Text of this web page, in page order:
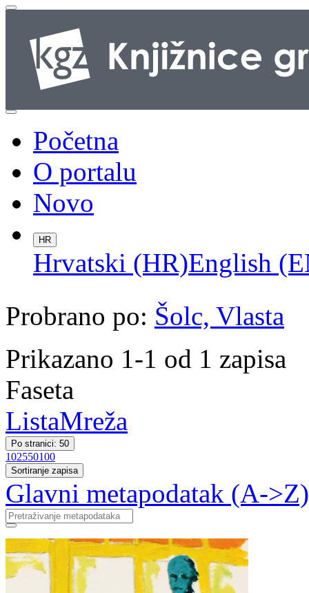
Početna
O portalu
Novo
HR
Hrvatski (HR)English
Probrano po: Šolc, Vlasta
Prikazano 1-1 od 1 zapisa
Faseta
ListaMreža
Po stranici: 50
102550100
Sortiranje zapisa
Glavni metapodatak (A->Z)